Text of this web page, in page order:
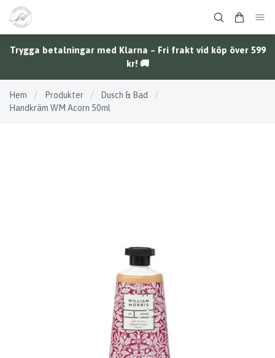
Trygga betalningar med Klarna – Fri frakt vid köp över 599
kr! 🚚
Hem / Produkter / Dusch & Bad
/
Handkräm WM Acorn 50ml